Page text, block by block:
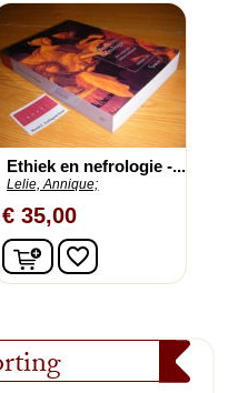
Ethiek en nefrologie -...
Lelie, Annique;
€ 35,00
In winkelwagen
favorite_border